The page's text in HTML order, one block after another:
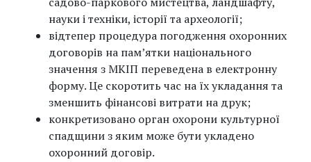
науки і техніки, історії та археології;
відтепер процедура погодження охоронних
договорів на пам’ятки національного
значення з МКІП переведена в електронну
форму. Це скоротить час на їх укладання та
зменшить фінансові витрати на друк;
конкретизовано орган охорони культурної
спадщини з яким може бути укладено
охоронний договір.